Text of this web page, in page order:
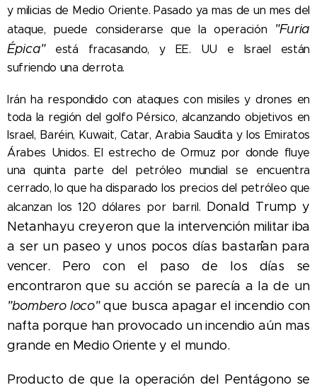
y milicias de Medio Oriente.Pasado ya mas de un mes del
ataque, puede considerarse que la operación
"Furia
Épica"está fracasando, y EE. UU e Israel están
sufriendo una derrota.
Irán ha respondido con ataques con misiles y drones en
toda la región del golfo Pérsico, alcanzando objetivos en
Israel, Baréin, Kuwait, Catar, Arabia Saudita y los Emiratos
Árabes Unidos. El estrecho de Ormuz por donde fluye
una quinta parte del petróleo mundial se encuentra
cerrado, lo que ha disparado los precios del petróleo que
alcanzan los 120 dólares por barril. Donald Trump y
Netanhayu creyeron que la intervención militar iba
a ser un paseo y unos pocos días bastar´`ian para
vencer. Pero con el paso de los días se
encontraron que su acción se parecía a la de un
"bombero loco"que busca apagar el incendio con
nafta porque han provocado un incendio aún mas
grande en Medio Oriente y el mundo.
Producto de que la operación del Pentágono se